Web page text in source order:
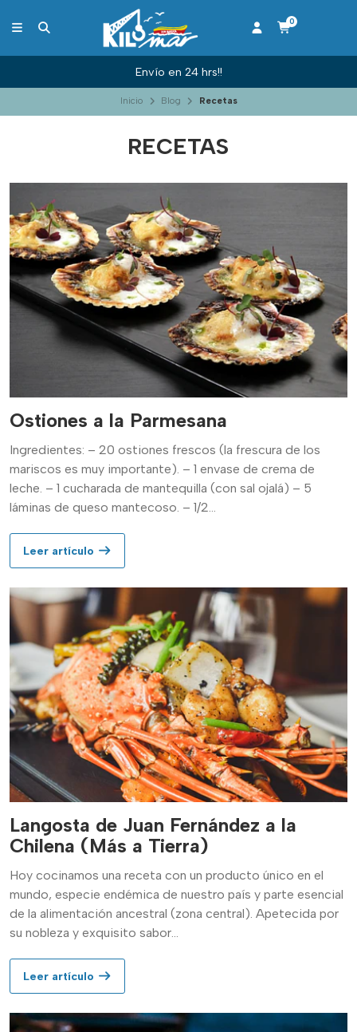
0
Envío en 24 hrs!!
Inicio Blog Recetas
RECETAS
Ostiones a la Parmesana
Ingredientes: – 20 ostiones frescos (la frescura de los
mariscos es muy importante). – 1 envase de crema de
leche. – 1 cucharada de mantequilla (con sal ojalá) – 5
láminas de queso mantecoso. – 1/2...
Leer artículo
Langosta de Juan Fernández a la
Chilena (Más a Tierra)
Hoy cocinamos una receta con un producto único en el
mundo, especie endémica de nuestro país y parte esencial
de la alimentación ancestral (zona central). Apetecida por
su nobleza y exquisito sabor...
Leer artículo